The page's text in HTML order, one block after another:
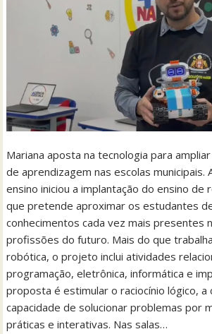
Mariana aposta na tecnologia para
de aprendizagem nas escolas municipais.
ensino iniciou a implantação do ensino de
que pretende aproximar os estudantes
conhecimentos cada vez mais presentes
profissões do futuro. Mais do que
robótica, o projeto inclui atividades
programação, eletrônica, informática e
proposta é estimular o raciocínio lógico, a
capacidade de solucionar problemas por
práticas e interativas. Nas salas…